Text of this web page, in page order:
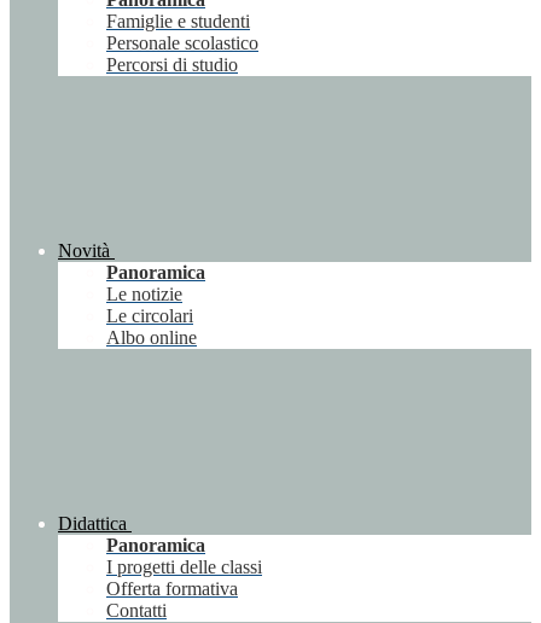
Famiglie e studenti
Personale scolastico
Percorsi di studio
Novità
Panoramica
Le notizie
Le circolari
Albo online
Didattica
Panoramica
I progetti delle classi
Offerta formativa
Contatti